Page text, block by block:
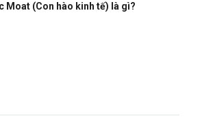
Moat (Con hào kinh tế) là gì?